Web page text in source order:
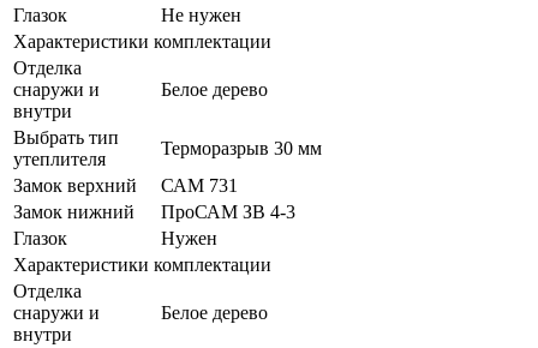
Глазок
Не нужен
Характеристики комплектации
Отделка
снаружи и
внутри
Белое дерево
Выбрать тип
утеплителя
Терморазрыв 30 мм
Замок верхний
САМ 731
Замок нижний
ПроСАМ ЗВ 4-3
Глазок
Нужен
Характеристики комплектации
Отделка
снаружи и
внутри
Белое дерево